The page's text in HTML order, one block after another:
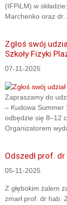
(IFPiLM) w
Marchenko oraz dr...
Zgłoś swój
Szkoły Fizyki
07-11-2025
Zapraszamy do
– Kudowa Summer
odbędzie się 8–12
Organizatorem
Odszedł prof.
05-11-2025
Z głębokim żalem
zmarł prof. dr hab.